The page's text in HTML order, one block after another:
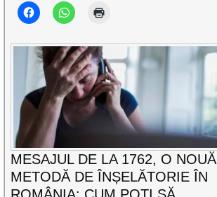
MESAJUL DE LA 1762, O NOUĂ
METODĂ DE ÎNȘELĂTORIE ÎN